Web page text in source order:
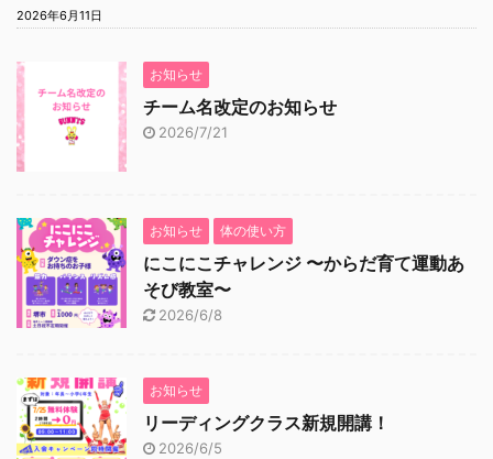
2026年6月11日
お知らせ
チーム名改定のお知らせ
2026/7/21
お知らせ 体の使い方
にこにこチャレンジ 〜からだ育て運動あ
そび教室〜
2026/6/8
お知らせ
リーディングクラス新規開講！
2026/6/5